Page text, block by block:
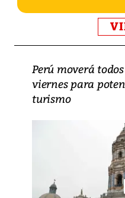
Perú moverá
viernes para
turismo